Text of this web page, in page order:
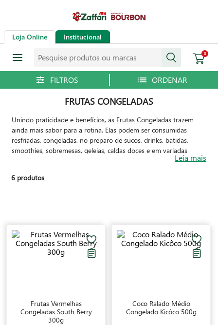
Loja Online Institucional
0
FRUTAS CONGELADAS
Unindo praticidade e benefícios, as Frutas Congeladas trazem
ainda mais sabor para a rotina. Elas podem ser consumidas
resfriadas, congeladas, no preparo de sucos, drinks, batidas,
smoothies, sobremesas, geleias, caldas doces e em variadas
consumo de frutas no
Leia mais
6 produtos
Frutas Vermelhas
Congeladas South Berry
300g
Coco Ralado Médio
Congelado Kicôco 500g